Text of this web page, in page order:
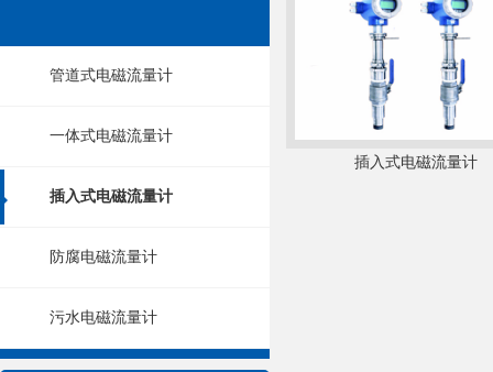
管道式电磁流量计
一体式电磁流量计
插入式电磁流量计
防腐电磁流量计
污水电磁流量计
插入式电磁流量计